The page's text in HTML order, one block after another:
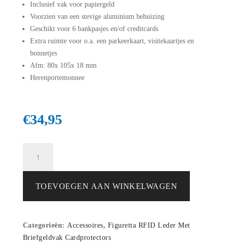
Inclusief vak voor papiergeld
Voorzien van een stevige aluminium behuizing
Geschikt voor 6 bankpasjes en/of creditcards
Extra ruimte voor o.a. een parkeerkaart, visitekaartjes en
bonnetjes
Afm: 80x 105x 18 mm
Herenportemonnee
€34,95
Card
Protector
Portemonnee
met
TOEVOEGEN AAN WINKELWAGEN
Categorieën:Accessoires, Figuretta RFID Leder Met
Briefgeldvak Cardprotectors